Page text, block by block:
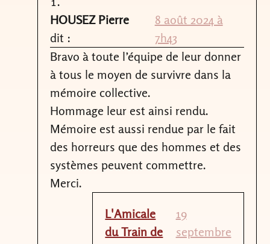
HOUSEZ Pierre
dit :
8 août 2024 à
7h43
Bravo à toute l’équipe de leur donner
à tous le moyen de survivre dans la
mémoire collective.
Hommage leur est ainsi rendu.
Mémoire est aussi rendue par le fait
des horreurs que des hommes et des
systèmes peuvent commettre.
Merci.
L'Amicale
du Train de
19
septembre